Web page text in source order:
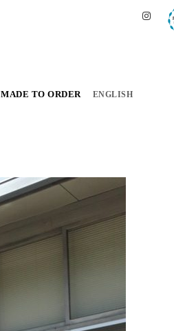
MADE TO ORDER ENGLISH